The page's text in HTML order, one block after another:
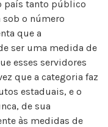
país tanto público
sob o número
que a
ser uma medida de
esses servidores
que a categoria faz
estaduais, e o
de sua
às medidas de